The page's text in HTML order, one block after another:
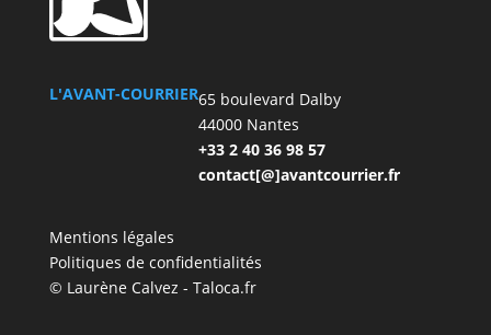
L'AVANT-COURRIER65 boulevard Dalby
44000 Nantes
+33 2 40 36 98 57
contact[@]avantcourrier.fr
Mentions légales
Politiques de confidentialités
© Laurène Calvez - Taloca.fr